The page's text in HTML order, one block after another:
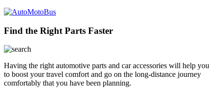
Find the Right Parts Faster
Having the right automotive parts and car accessories will help you
to boost your travel comfort and go on the long-distance journey
comfortably that you have been planning.